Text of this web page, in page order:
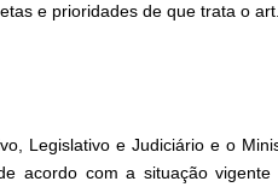
e prioridades de que trata o
Legislativo e Judiciário e o
acordo com a situação